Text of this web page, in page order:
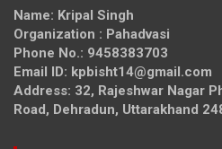
Name: Kripal Singh
Organization : Pahadvasi
Phone No.: 9458383703
Email ID: kpbisht14@gmail.com
Address: 32, Rajeshwar Nagar
Road, Dehradun, Uttarakhand